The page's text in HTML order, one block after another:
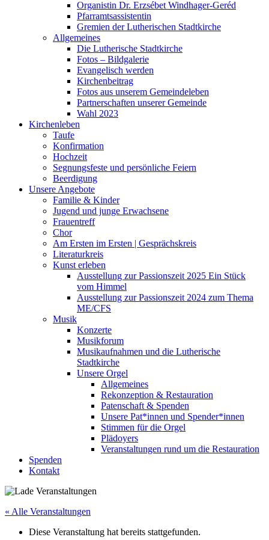
Organistin Dr. Erzsébet Windhager-Geréd
Pfarramtsassistentin
Gremien der Lutherischen Stadtkirche
Allgemeines
Die Lutherische Stadtkirche
Fotos – Bildgalerie
Evangelisch werden
Kirchenbeitrag
Fotos aus unserem Gemeindeleben
Partnerschaften unserer Gemeinde
Wahl 2023
Kirchenleben
Taufe
Konfirmation
Hochzeit
Segnungsfeste und persönliche Feiern
Beerdigung
Unsere Angebote
Familie & Kinder
Jugend und junge Erwachsene
Frauentreff
Chor
Am Ersten im Ersten | Gesprächskreis
Literaturkreis
Kunst erleben
Ausstellung zur Passionszeit 2025 Ein Stück
vom Himmel
Ausstellung zur Passionszeit 2024 zum Thema
ME/CFS
Musik
Konzerte
Musikforum
Musikaufnahmen und die Lutherische
Stadtkirche
Unsere Orgel
Allgemeines
Rekonzeption & Restauration
Patenschaft & Spenden
Unsere Pat*innen und Spender*innen
Stimmen für die Orgel
Plädoyers
Veranstaltungen rund um die Restauration
Spenden
Kontakt
« Alle Veranstaltungen
Diese Veranstaltung hat bereits stattgefunden.